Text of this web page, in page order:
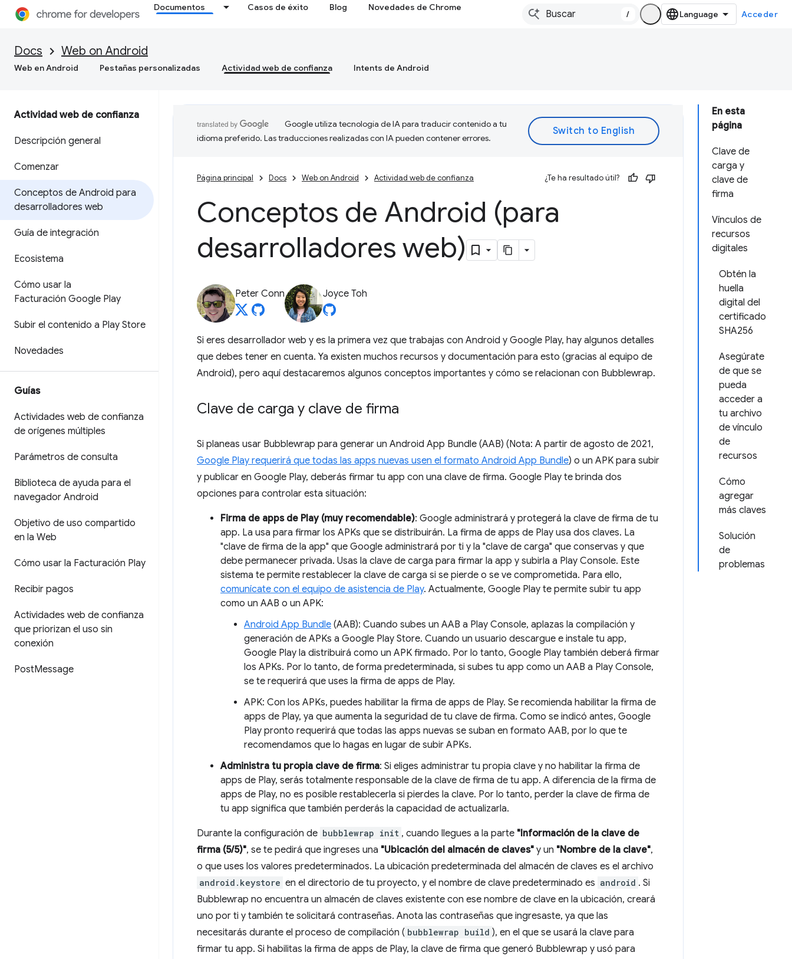
Documentos Casos de éxito Blog Novedades de Chrome
/ Acceder
Docs Web on Android
Web en Android Pestañas personalizadas Actividad web de confianza Intents de Android
Actividad web de confianza
Descripción general
Comenzar
Conceptos de Android para
desarrolladores web
Guía de integración
Ecosistema
Cómo usar la
Facturación Google Play
Subir el contenido a Play Store
Novedades
Guías
Actividades web de confianza
de orígenes múltiples
Parámetros de consulta
Biblioteca de ayuda para el
navegador Android
Objetivo de uso compartido
en la Web
Cómo usar la Facturación Play
Recibir pagos
Actividades web de confianza
que priorizan el uso sin
conexión
PostMessage
En esta
página
Clave de
carga y
clave de
firma
Vínculos de
recursos
digitales
Obtén la
huella
digital del
certificado
SHA256
Asegúrate
de que se
pueda
acceder a
tu archivo
de vínculo
de
recursos
Cómo
agregar
más claves
Solución
de
problemas
Google utiliza tecnología de IA para traducir contenido a tu
idioma preferido. Las traducciones realizadas con IA pueden contener errores.
Página principal Docs Web on Android Actividad web de confianza ¿Te ha resultado útil?
Conceptos de Android (para
desarrolladores web)
Peter Conn Joyce Toh
Si eres desarrollador web y es la primera vez que trabajas con Android y Google Play, hay algunos detalles
que debes tener en cuenta. Ya existen muchos recursos y documentación para esto (gracias al equipo de
Android), pero aquí destacaremos algunos conceptos importantes y cómo se relacionan con Bubblewrap.
Clave de carga y clave de firma
Si planeas usar Bubblewrap para generar un Android App Bundle (AAB) (Nota: A partir de agosto de 2021,
Google Play requerirá que todas las apps nuevas usen el formato Android App Bundle) o un APK para subir
y publicar en Google Play, deberás firmar tu app con una clave de firma. Google Play te brinda dos
opciones para controlar esta situación:
Firma de apps de Play (muy recomendable): Google administrará y protegerá la clave de firma de tu
app. La usa para firmar los APKs que se distribuirán. La firma de apps de Play usa dos claves. La
"clave de firma de la app" que Google administrará por ti y la "clave de carga" que conservas y que
debe permanecer privada. Usas la clave de carga para firmar la app y subirla a Play Console. Este
sistema te permite restablecer la clave de carga si se pierde o se ve comprometida. Para ello,
comunícate con el equipo de asistencia de Play. Actualmente, Google Play te permite subir tu app
como un AAB o un APK:
Android App Bundle (AAB): Cuando subes un AAB a Play Console, aplazas la compilación y
generación de APKs a Google Play Store. Cuando un usuario descargue e instale tu app,
Google Play la distribuirá como un APK firmado. Por lo tanto, Google Play también deberá firmar
los APKs. Por lo tanto, de forma predeterminada, si subes tu app como un AAB a Play Console,
se te requerirá que uses la firma de apps de Play.
APK: Con los APKs, puedes habilitar la firma de apps de Play. Se recomienda habilitar la firma de
apps de Play, ya que aumenta la seguridad de tu clave de firma. Como se indicó antes, Google
Play pronto requerirá que todas las apps nuevas se suban en formato AAB, por lo que te
recomendamos que lo hagas en lugar de subir APKs.
Administra tu propia clave de firma: Si eliges administrar tu propia clave y no habilitar la firma de
apps de Play, serás totalmente responsable de la clave de firma de tu app. A diferencia de la firma de
apps de Play, no es posible restablecerla si pierdes la clave. Por lo tanto, perder la clave de firma de
tu app significa que también perderás la capacidad de actualizarla.
Durante la configuración de bubblewrap init , cuando llegues a la parte "Información de la clave de
firma (5/5)", se te pedirá que ingreses una "Ubicación del almacén de claves" y un "Nombre de la clave",
o que uses los valores predeterminados. La ubicación predeterminada del almacén de claves es el archivo
android.keystore en el directorio de tu proyecto, y el nombre de clave predeterminado es android . Si
Bubblewrap no encuentra un almacén de claves existente con ese nombre de clave en la ubicación, creará
uno por ti y también te solicitará contraseñas. Anota las contraseñas que ingresaste, ya que las
necesitarás durante el proceso de compilación ( bubblewrap build ), en el que se usará la clave para
firmar tu app. Si habilitas la firma de apps de Play, la clave de firma que generó Bubblewrap y usó para